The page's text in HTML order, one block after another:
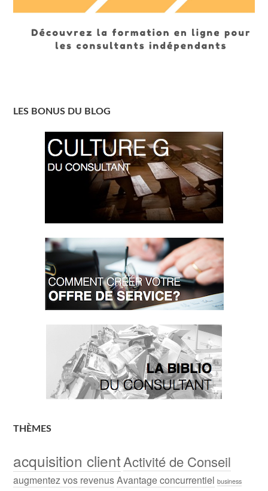
LES BONUS DU BLOG
THÈMES
acquisition clientActivité de Conseil
augmentez vos revenusAvantage concurrentiel business